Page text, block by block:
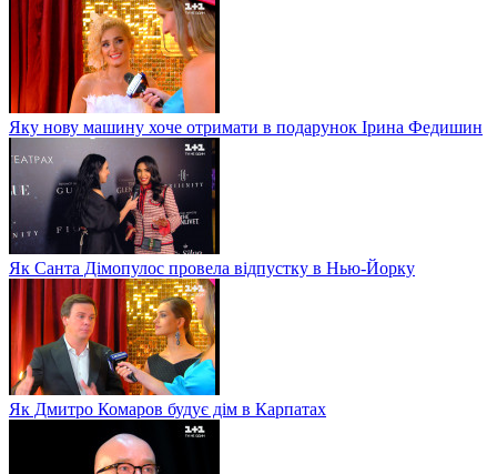
Яку нову машину хоче отримати в подарунок Ірина Федишин
Як Санта Дімопулос провела відпустку в Нью-Йорку
Як Дмитро Комаров будує дім в Карпатах